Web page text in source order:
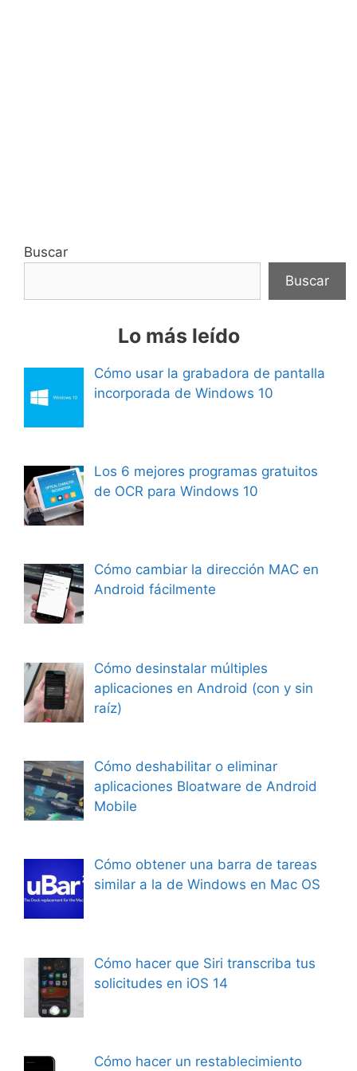
Buscar
Buscar
Lo más leído
Cómo usar la grabadora de pantalla
incorporada de Windows 10
Los 6 mejores programas gratuitos
de OCR para Windows 10
Cómo cambiar la dirección MAC en
Android fácilmente
Cómo desinstalar múltiples
aplicaciones en Android (con y sin
raíz)
Cómo deshabilitar o eliminar
aplicaciones Bloatware de Android
Mobile
Cómo obtener una barra de tareas
similar a la de Windows en Mac OS
Cómo hacer que Siri transcriba tus
solicitudes en iOS 14
Cómo hacer un restablecimiento